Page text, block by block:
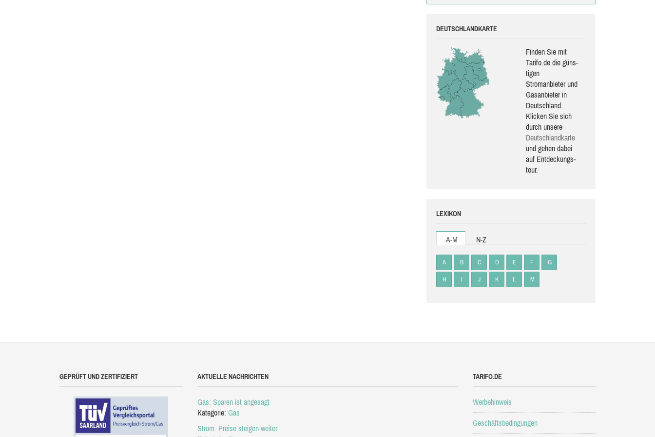
DEUTSCHLANDKARTE
Finden Sie mit
Tarifo.de die güns­
ti­gen
Stromanbieter und
Gasanbieter in
Deutschland.
Klicken Sie sich
durch unsere
Deutsch­land­karte
und gehen dabei
auf Ent­de­ckungs­
tour.
LEXIKON
A-M N-Z
A B C D E F G
H I J K L M
GEPRÜFT UND ZERTIFIZIERT AKTUELLE NACHRICHTEN
Gas: Sparen ist angesagt
Kategorie: Gas
Strom: Preise steigen weiter
TARIFO.DE
Werbehinweis
Geschäftsbedingungen